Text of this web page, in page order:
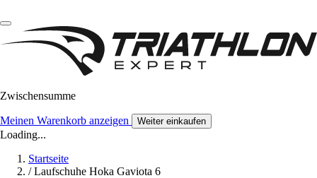
Zwischensumme
Meinen Warenkorb anzeigen Weiter einkaufen
Loading...
Startseite
/ Laufschuhe Hoka Gaviota 6